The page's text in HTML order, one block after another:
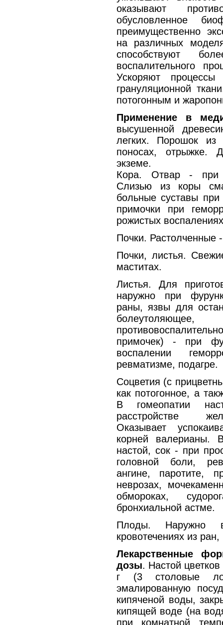
оказывают
обусловленное
преимущественно
на различных
способствуют
воспалительного
Ускоряют процессы
грануляционной
потогонным и
Применение в
высушенной
легких. Порошок
поносах, отрыжке.
экземе.
Кора. Отвар - при
Слизью из коры
больные суставы
примочки при
рожистых
Почки. Растолченные
Почки, листья.
маститах.
Листья. Для
наружно при
раны, язвы для
примочек) - при
воспалении
ревматизме, подагре.
Соцветия (с
как потогонное, а
В гомеопатии
расстройстве
Оказывает
корней валерианы.
настой, сок - при
головной боли,
ангине, паротите,
неврозах,
обмороках,
бронхиальной астме.
Плоды.
кровотечениях из
Лекарственные
дозы. Настой
г (3 столовые
эмалированную
кипяченой воды,
кипящей воде (на
при комнатной